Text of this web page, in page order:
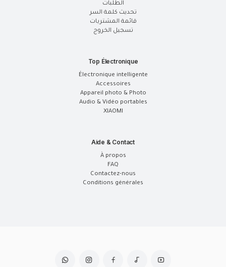
الطلبات
تحديث كلمة السر
قائمة المشتريات
تسجيل الخروج
Top Électronique
Électronique intelligente
Accessoires
Appareil photo & Photo
Audio & Vidéo portables
XIAOMI
Aide & Contact
À propos
FAQ
Contactez-nous
Conditions générales